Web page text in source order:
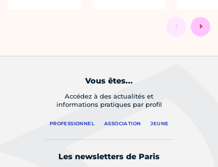
Vous êtes...
Accédez à des actualités et
informations pratiques par profil
PROFESSIONNEL ASSOCIATION JEUNE
Les newsletters de Paris